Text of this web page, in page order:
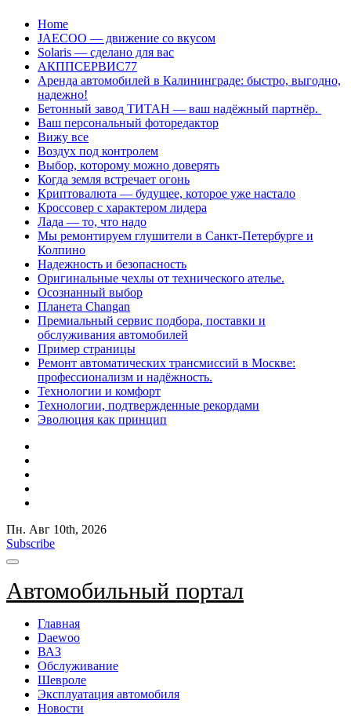
Перейти
содержанию
Home
JAECOO — движение со вкусом
Solaris — сделано для вас
АКППСЕРВИС77
Аренда автомобилей в Калининграде: быстро, выгодно,
надежно!
Бетонный завод ТИТАН — ваш надёжный партнёр.
Ваш персональный фоторедактор
Вижу все
Воздух под контролем
Выбор, которому можно доверять
Когда земля встречает огонь
Криптовалюта — будущее, которое уже настало
Кроссовер с характером лидера
Лада — то, что надо
Мы ремонтируем глушители в Санкт-Петербурге и
Колпино
Надежность и безопасность
Оригинальные чехлы от технического ателье.
Осознанный выбор
Планета Changan
Премиальный сервис подбора, поставки и
обслуживания автомобилей
Пример страницы
Ремонт автоматических трансмиссий в Москве:
профессионализм и надёжность.
Технологии и комфорт
Технологии, подтвержденные рекордами
Эволюция как принцип
Пн. Авг 10th, 2026
Subscribe
Автомобильный портал
Главная
Daewoo
ВАЗ
Обслуживание
Шевроле
Эксплуатация автомобиля
Новости